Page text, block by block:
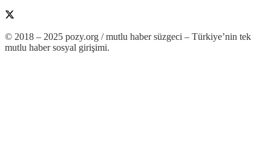
© 2018 – 2025 pozy.org / mutlu haber süzgeci – Türkiye’nin tek
mutlu haber sosyal girişimi.